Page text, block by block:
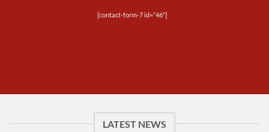
[contact-form-7 id=”46″]
LATEST NEWS